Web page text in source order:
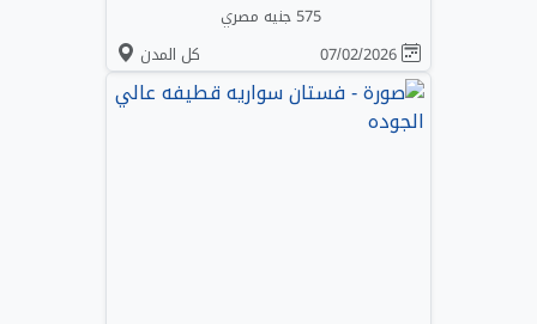
575 جنيه مصري
كل المدن